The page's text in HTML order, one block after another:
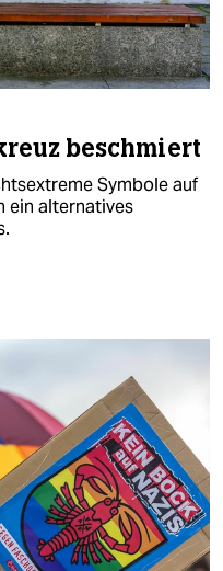
beschmiert
Symbole auf
ein alternatives